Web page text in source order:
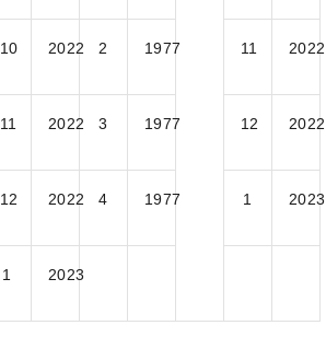
10 2022 2 1977 11 2022
11 2022 3 1977 12 2022
12 2022 4 1977 1 2023
1 2023